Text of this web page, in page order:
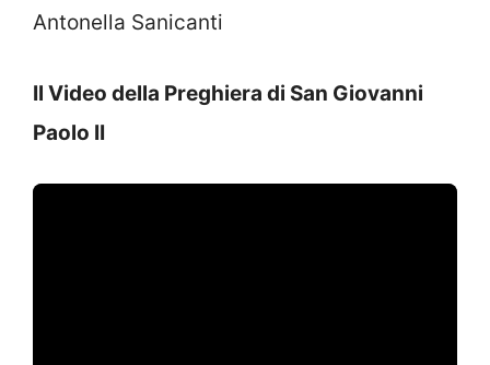
Antonella Sanicanti
Il Video della Preghiera di San Giovanni
Paolo II